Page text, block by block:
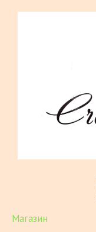
Магазин